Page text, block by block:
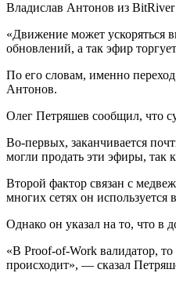
Владислав Антонов из BitRiver
«Движение может ускоряться
обновлений, а так эфир
По его словам, именно
Антонов.
Олег Петряшев сообщил, что
Во-первых, заканчивается
могли продать эти эфиры, так
Второй фактор связан с
многих сетях он
Однако он указал на то, что в
«В Proof-of-Work валидатор,
происходит», — сказал